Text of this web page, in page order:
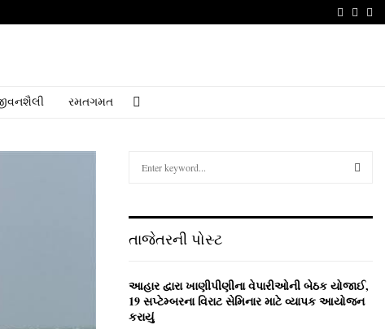
રમતગમત
h
o
r
:
R
તાજેતરની પોસ્ટ
આહાર દ્વારા ખાણીપીણીના વેપારીઓની બેઠક યોજાઈ,
19 સપ્ટેમ્બરના વિરાટ સેમિનાર માટે વ્યાપક આયોજન
કરાયું